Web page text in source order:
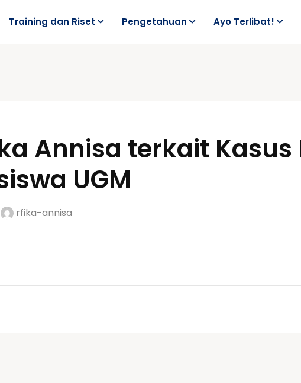
Training dan Riset Pengetahuan Ayo Terlibat!
Annisa terkait
UGM
rfika-annisa